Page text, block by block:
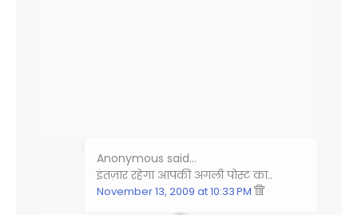
Anonymous said…
इंतज़ार रहेगा आपकी अगली पोस्ट का..
November 13, 2009 at 10:33 PM